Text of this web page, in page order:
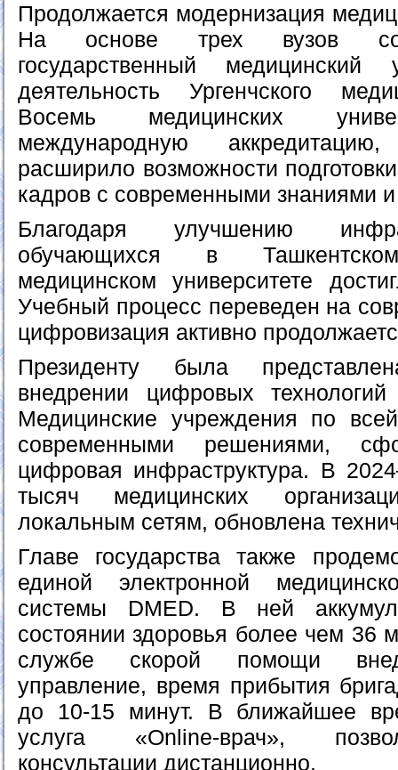
Продолжается модернизация
На основе трех вузов
государственный медицинский
деятельность Ургенчского
Восемь медицинских
международную
расширило возможности
кадров с современными знаниями
Благодаря улучшению
обучающихся в Ташкентском
медицинском университете
Учебный процесс переведен на
цифровизация активно
Президенту была
внедрении цифровых
Медицинские учреждения по
современными решениями,
цифровая инфраструктура. В
тысяч медицинских
локальным сетям, обновлена
Главе государства также
единой электронной
системы DMED. В ней
состоянии здоровья более чем 36
службе скорой помощи
управление, время прибытия
до 10-15 минут. В ближайшее
услуга «Online-врач»,
консультации дистанционно.